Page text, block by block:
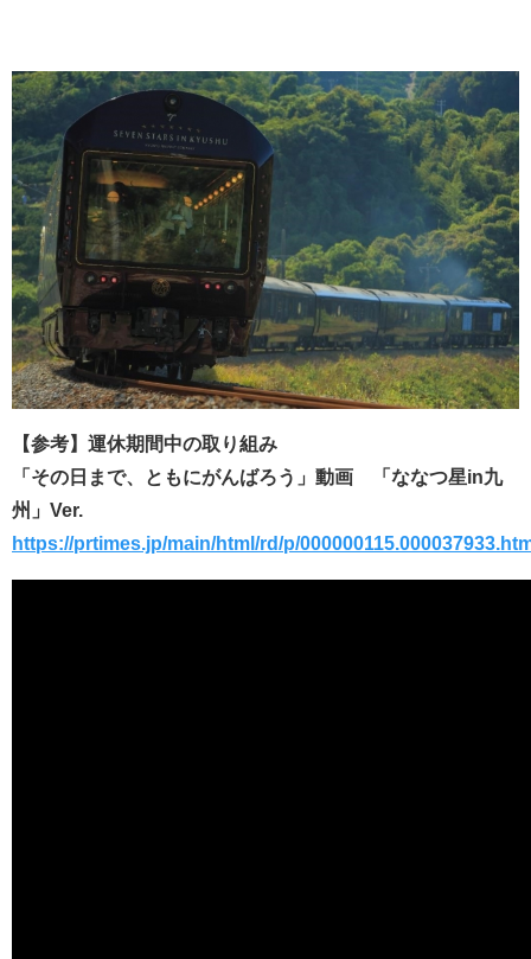
【参考】運休期間中の取り組み
「その日まで、ともにがんばろう」動画 「ななつ星in九
州」Ver.
https://prtimes.jp/main/html/rd/p/